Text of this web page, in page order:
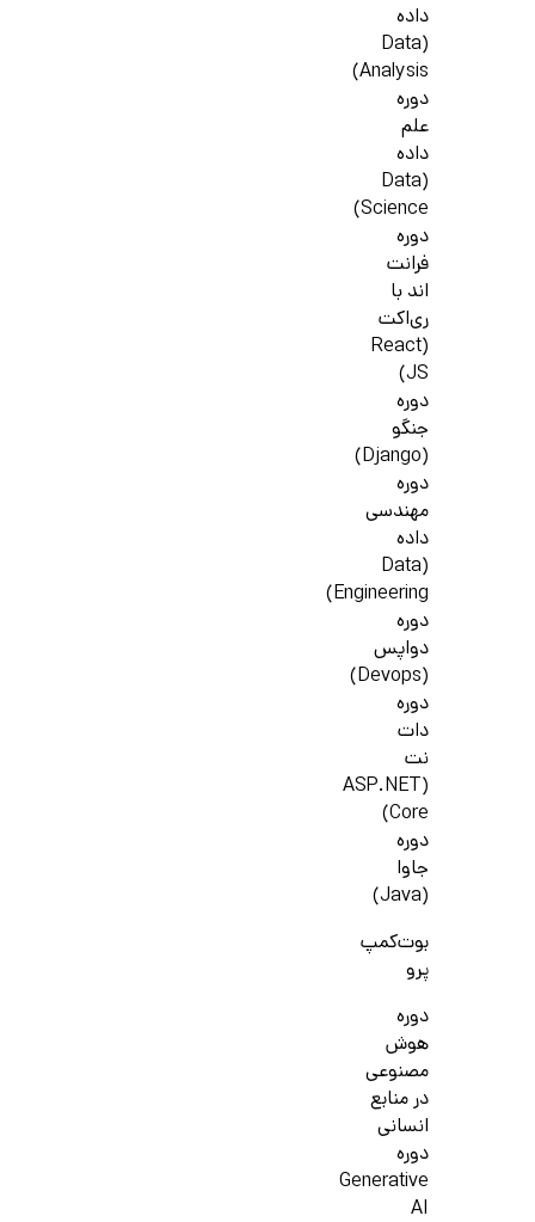
داده
(Data
Analysis)
دوره
علم
داده
(Data
Science)
دوره
فرانت
اند با
ری‌اکت
(React
JS)
دوره
جنگو
(Django)
دوره
مهندسی
داده
(Data
Engineering)
دوره
دواپس
(Devops)
دوره
دات
نت
(ASP.NET
Core)
دوره
جاوا
(Java)
بوت‌کمپ
پرو
دوره
هوش
مصنوعی
در منابع
انسانی
دوره
Generative
AI